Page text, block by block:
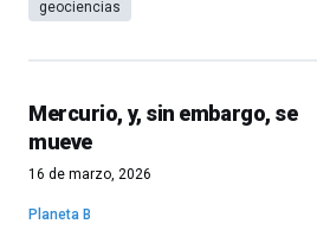
geociencias
Mercurio, y, sin embargo, se
mueve
16 de marzo, 2026
Planeta B